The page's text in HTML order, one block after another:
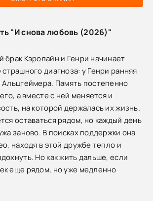
"И снова любовь (2026)"
брак Кэролайн и Генри начинает
диагноза: у Генри ранняя
Память постепенно
а вместе с ней меняется и
на которой держалась их жизнь.
оставаться рядом, но каждый день
заново. В поисках поддержки она
находя в этой дружбе тепло и
Но как жить дальше, если
еще рядом, но уже медленно